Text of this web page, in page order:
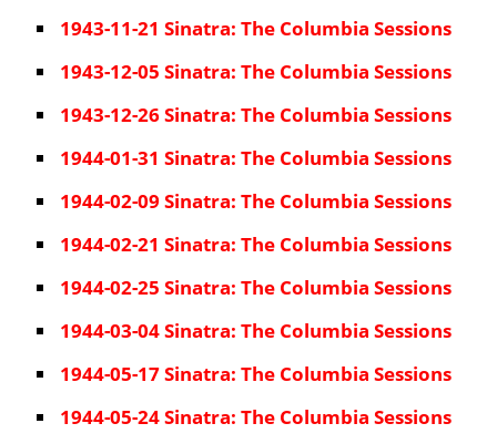
1943-11-21 Sinatra: The Columbia Sessions
1943-12-05 Sinatra: The Columbia Sessions
1943-12-26 Sinatra: The Columbia Sessions
1944-01-31 Sinatra: The Columbia Sessions
1944-02-09 Sinatra: The Columbia Sessions
1944-02-21 Sinatra: The Columbia Sessions
1944-02-25 Sinatra: The Columbia Sessions
1944-03-04 Sinatra: The Columbia Sessions
1944-05-17 Sinatra: The Columbia Sessions
1944-05-24 Sinatra: The Columbia Sessions